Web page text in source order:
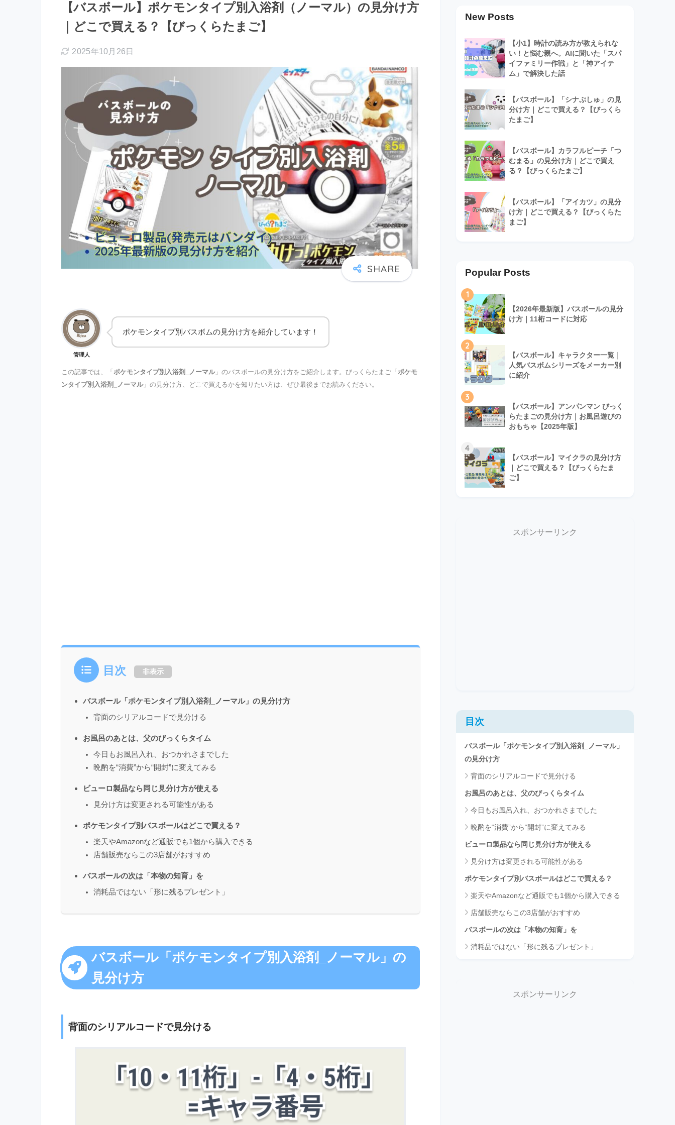
【バスボール】ポケモンタイプ別入浴剤（ノーマル）の見分け方
｜どこで買える？【びっくらたまご】
2025年10月26日
管理人
ポケモンタイプ別バスボムの見分け方を紹介しています！
この記事では、「 ポケモンタイプ別入浴剤_ノーマル」のバスボールの見分け方をご紹介します。びっくらたまご「 ポケモ
ンタイプ別入浴剤_ノーマル」の見分け方、どこで買えるかを知りたい方は、ぜひ最後までお読みください。
目次 非表示
バスボール「ポケモンタイプ別入浴剤_ノーマル」の見分け方
背面のシリアルコードで見分ける
お風呂のあとは、父のびっくらタイム
今日もお風呂入れ、おつかれさまでした
晩酌を“消費”から“開封”に変えてみる
ビューロ製品なら同じ見分け方が使える
見分け方は変更される可能性がある
ポケモンタイプ別バスボールはどこで買える？
楽天やAmazonなど通販でも1個から購入できる
店舗販売ならこの3店舗がおすすめ
バスボールの次は「本物の知育」を
消耗品ではない「形に残るプレゼント」
バスボール「ポケモンタイプ別入浴剤_ノーマル」の
見分け方
背面のシリアルコードで見分ける
New Posts
【小1】時計の読み方が教えられな
い！と悩む親へ。AIに聞いた「スパ
イファミリー作戦」と「神アイテ
ム」で解決した話
【バスボール】「シナぷしゅ」の見
分け方｜どこで買える？【びっくら
たまご】
【バスボール】カラフルピーチ「つ
むまる」の見分け方｜どこで買え
る？【びっくらたまご】
【バスボール】「アイカツ」の見分
け方｜どこで買える？【びっくらた
まご】
Popular Posts
1
【2026年最新版】バスボールの見分
け方｜11桁コードに対応
2
【バスボール】キャラクター一覧｜
人気バスボムシリーズをメーカー別
に紹介
3
【バスボール】アンパンマン びっく
らたまごの見分け方｜お風呂遊びの
おもちゃ【2025年版】
4
【バスボール】マイクラの見分け方
｜どこで買える？【びっくらたま
ご】
スポンサーリンク
目次
バスボール「ポケモンタイプ別入浴剤_ノーマル」
の見分け方
背面のシリアルコードで見分ける
お風呂のあとは、父のびっくらタイム
今日もお風呂入れ、おつかれさまでした
晩酌を“消費”から“開封”に変えてみる
ビューロ製品なら同じ見分け方が使える
見分け方は変更される可能性がある
ポケモンタイプ別バスボールはどこで買える？
楽天やAmazonなど通販でも1個から購入できる
店舗販売ならこの3店舗がおすすめ
バスボールの次は「本物の知育」を
消耗品ではない「形に残るプレゼント」
スポンサーリンク